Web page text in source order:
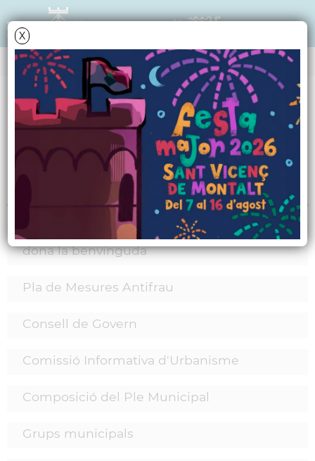
X
MARCS
Canal consistori
Informació relacionada
L'Ajuntament de Sant Vicenç de Montalt us
dona la benvinguda
Pla de Mesures Antifrau
Consell de Govern
Comissió Informativa d'Urbanisme
Composició del Ple Municipal
Grups municipals